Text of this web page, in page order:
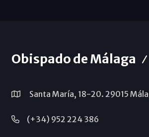
Obispado de Málaga
Santa María, 18-20. 29015
(+34) 952 224 386